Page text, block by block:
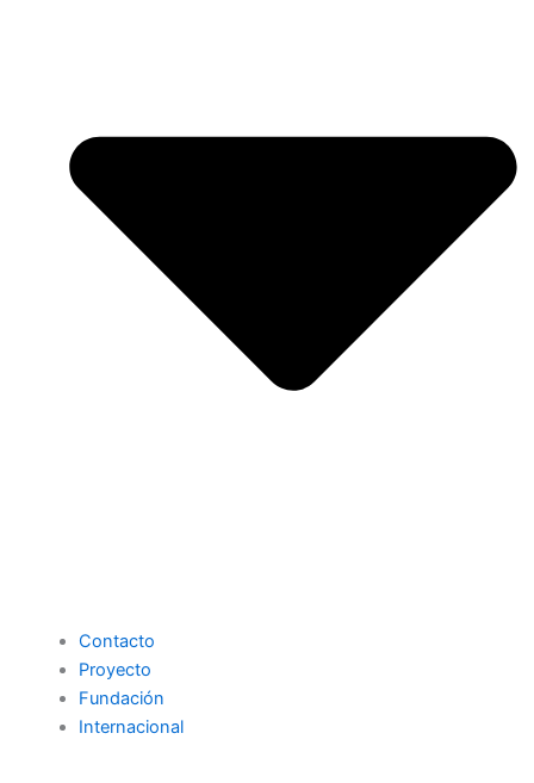
Contacto
Proyecto
Fundación
Internacional